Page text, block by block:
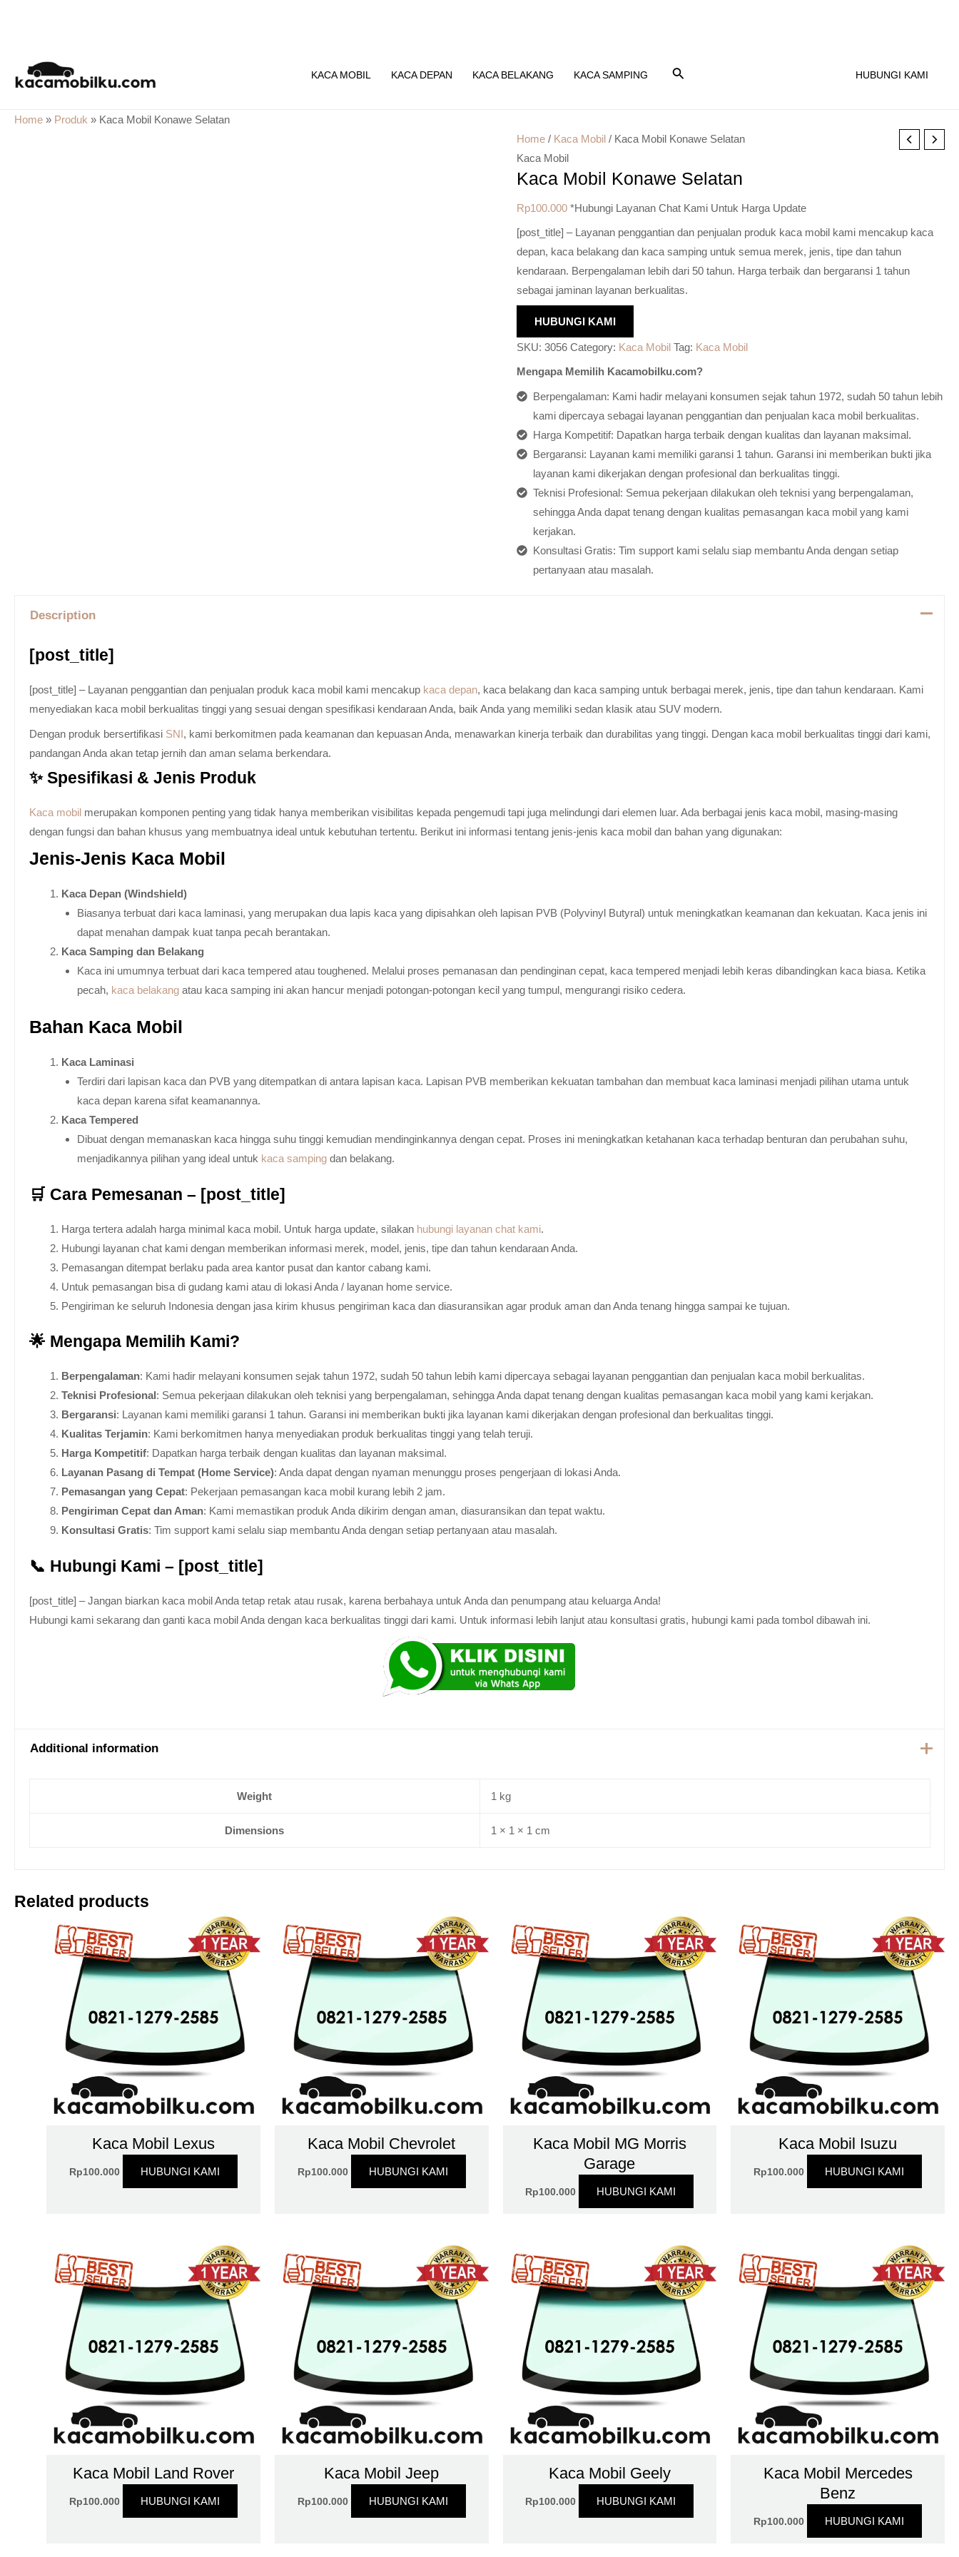
content
KACA MOBIL KACA DEPAN KACA BELAKANG KACA SAMPING HUBUNGI KAMI
Home » Produk » Kaca Mobil Konawe Selatan
Home / Kaca Mobil / Kaca Mobil Konawe Selatan
Kaca Mobil
Kaca Mobil Konawe Selatan
Rp100.000 *Hubungi Layanan Chat Kami Untuk Harga Update
[post_title] – Layanan penggantian dan penjualan produk kaca mobil kami mencakup kaca
depan, kaca belakang dan kaca samping untuk semua merek, jenis, tipe dan tahun
kendaraan. Berpengalaman lebih dari 50 tahun. Harga terbaik dan bergaransi 1 tahun
sebagai jaminan layanan berkualitas.
HUBUNGI KAMI
SKU:3056 Category: Kaca Mobil Tag: Kaca Mobil
Mengapa Memilih Kacamobilku.com?
Berpengalaman: Kami hadir melayani konsumen sejak tahun 1972, sudah 50 tahun lebih
kami dipercaya sebagai layanan penggantian dan penjualan kaca mobil berkualitas.
Harga Kompetitif: Dapatkan harga terbaik dengan kualitas dan layanan maksimal.
Bergaransi: Layanan kami memiliki garansi 1 tahun. Garansi ini memberikan bukti jika
layanan kami dikerjakan dengan profesional dan berkualitas tinggi.
Teknisi Profesional: Semua pekerjaan dilakukan oleh teknisi yang berpengalaman,
sehingga Anda dapat tenang dengan kualitas pemasangan kaca mobil yang kami
kerjakan.
Konsultasi Gratis: Tim support kami selalu siap membantu Anda dengan setiap
pertanyaan atau masalah.
Description
[post_title]
[post_title] – Layanan penggantian dan penjualan produk kaca mobil kami mencakup kaca depan, kaca belakang dan kaca samping untuk berbagai merek, jenis, tipe dan tahun kendaraan. Kami
menyediakan kaca mobil berkualitas tinggi yang sesuai dengan spesifikasi kendaraan Anda, baik Anda yang memiliki sedan klasik atau SUV modern.
Dengan produk bersertifikasi SNI, kami berkomitmen pada keamanan dan kepuasan Anda, menawarkan kinerja terbaik dan durabilitas yang tinggi. Dengan kaca mobil berkualitas tinggi dari kami,
pandangan Anda akan tetap jernih dan aman selama berkendara.
✨ Spesifikasi & Jenis Produk
Kaca mobilmerupakan komponen penting yang tidak hanya memberikan visibilitas kepada pengemudi tapi juga melindungi dari elemen luar. Ada berbagai jenis kaca mobil, masing-masing
dengan fungsi dan bahan khusus yang membuatnya ideal untuk kebutuhan tertentu. Berikut ini informasi tentang jenis-jenis kaca mobil dan bahan yang digunakan:
Jenis-Jenis Kaca Mobil
Kaca Depan (Windshield)
Biasanya terbuat dari kaca laminasi, yang merupakan dua lapis kaca yang dipisahkan oleh lapisan PVB (Polyvinyl Butyral) untuk meningkatkan keamanan dan kekuatan. Kaca jenis ini
dapat menahan dampak kuat tanpa pecah berantakan.
Kaca Samping dan Belakang
Kaca ini umumnya terbuat dari kaca tempered atau toughened. Melalui proses pemanasan dan pendinginan cepat, kaca tempered menjadi lebih keras dibandingkan kaca biasa. Ketika
pecah, kaca belakang atau kaca samping ini akan hancur menjadi potongan-potongan kecil yang tumpul, mengurangi risiko cedera.
Bahan Kaca Mobil
Kaca Laminasi
Terdiri dari lapisan kaca dan PVB yang ditempatkan di antara lapisan kaca. Lapisan PVB memberikan kekuatan tambahan dan membuat kaca laminasi menjadi pilihan utama untuk
kaca depan karena sifat keamanannya.
Kaca Tempered
Dibuat dengan memanaskan kaca hingga suhu tinggi kemudian mendinginkannya dengan cepat. Proses ini meningkatkan ketahanan kaca terhadap benturan dan perubahan suhu,
menjadikannya pilihan yang ideal untuk kaca samping dan belakang.
🛒 Cara Pemesanan – [post_title]
Harga tertera adalah harga minimal kaca mobil. Untuk harga update, silakan hubungi layanan chat kami.
Hubungi layanan chat kami dengan memberikan informasi merek, model, jenis, tipe dan tahun kendaraan Anda.
Pemasangan ditempat berlaku pada area kantor pusat dan kantor cabang kami.
Untuk pemasangan bisa di gudang kami atau di lokasi Anda / layanan home service.
Pengiriman ke seluruh Indonesia dengan jasa kirim khusus pengiriman kaca dan diasuransikan agar produk aman dan Anda tenang hingga sampai ke tujuan.
🌟 Mengapa Memilih Kami?
Berpengalaman: Kami hadir melayani konsumen sejak tahun 1972, sudah 50 tahun lebih kami dipercaya sebagai layanan penggantian dan penjualan kaca mobil berkualitas.
Teknisi Profesional: Semua pekerjaan dilakukan oleh teknisi yang berpengalaman, sehingga Anda dapat tenang dengan kualitas pemasangan kaca mobil yang kami kerjakan.
Bergaransi: Layanan kami memiliki garansi 1 tahun. Garansi ini memberikan bukti jika layanan kami dikerjakan dengan profesional dan berkualitas tinggi.
Kualitas Terjamin: Kami berkomitmen hanya menyediakan produk berkualitas tinggi yang telah teruji.
Harga Kompetitif: Dapatkan harga terbaik dengan kualitas dan layanan maksimal.
Layanan Pasang di Tempat (Home Service): Anda dapat dengan nyaman menunggu proses pengerjaan di lokasi Anda.
Pemasangan yang Cepat: Pekerjaan pemasangan kaca mobil kurang lebih 2 jam.
Pengiriman Cepat dan Aman: Kami memastikan produk Anda dikirim dengan aman, diasuransikan dan tepat waktu.
Konsultasi Gratis: Tim support kami selalu siap membantu Anda dengan setiap pertanyaan atau masalah.
📞 Hubungi Kami – [post_title]
[post_title] – Jangan biarkan kaca mobil Anda tetap retak atau rusak, karena berbahaya untuk Anda dan penumpang atau keluarga Anda!
Hubungi kami sekarang dan ganti kaca mobil Anda dengan kaca berkualitas tinggi dari kami. Untuk informasi lebih lanjut atau konsultasi gratis, hubungi kami pada tombol dibawah ini.
Additional information
Weight 1 kg
Dimensions 1 × 1 × 1 cm
Related products
Kaca Mobil Lexus
Rp100.000 HUBUNGI KAMI
Kaca Mobil Chevrolet
Rp100.000 HUBUNGI KAMI
Kaca Mobil MG Morris
Garage
Rp100.000 HUBUNGI KAMI
Kaca Mobil Isuzu
Rp100.000 HUBUNGI KAMI
Kaca Mobil Land Rover
Rp100.000 HUBUNGI KAMI
Kaca Mobil Jeep
Rp100.000 HUBUNGI KAMI
Kaca Mobil Geely
Rp100.000 HUBUNGI KAMI
Kaca Mobil Mercedes
Benz
Rp100.000 HUBUNGI KAMI